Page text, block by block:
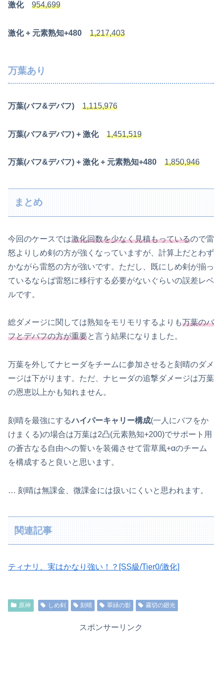
激化 954,699
激化 + 元素熟知+480 1,217,403
万葉あり
万葉(バフ&デバフ) 1,115,976
万葉(バフ&デバフ) + 激化 1,451,519
万葉(バフ&デバフ) + 激化 + 元素熟知+480 1,850,946
まとめ
今回のケースでは激化回数を少なく見積もっているので雷
怒よりしめ剣の方が強くなっていますが、計算上だとわず
かながら雷怒の方が強いです。ただし、既にしめ剣が揃っ
ているならば雷怒に移行する必要がないぐらいの誤差レベ
ルです。
総ダメージに関しては熟知をモリモリするよりも万葉のバ
フとデバフの方が重要と言う結果になりました。
万葉を外してナヒーダをチームに参加させると刻晴のダメ
ージは下がります。ただ、ナヒーダの追撃ダメージは万葉
の恩恵以上かも知れません。
刻晴を最強にするハイパーキャリー構成(一人にバフをか
けまくる)の場合は万葉は2凸(元素熟知+200)でサポート用
の蒼古なる自由への誓いを装備させて雷草風+αのチーム
を構成すると良いと思います。
… 刻晴は無課金、微課金には扱いにくいと思われます。
関連記事
ティナリ、実はかなり強い！？[SS級/Tier0/激化]
原神 しめ剣 刻晴 翠緑の影 霧切の廻光
スポンサーリンク